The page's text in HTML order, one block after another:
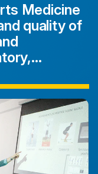
Medicine
quality of
adults: